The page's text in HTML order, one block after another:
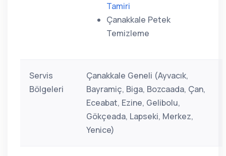
Tamiri
Çanakkale Petek
Temizleme
Servis
Bölgeleri
Çanakkale Geneli (Ayvacık,
Bayramiç, Biga, Bozcaada, Çan,
Eceabat, Ezine, Gelibolu,
Gökçeada, Lapseki, Merkez,
Yenice)